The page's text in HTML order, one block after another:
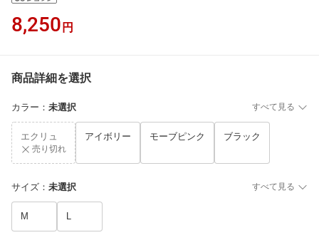
8,250 円
商品詳細を選択
カラー ： 未選択 すべて見る
エクリュ
売り切れ
アイボリー モーブピンク ブラック
サイズ ： 未選択 すべて見る
M L